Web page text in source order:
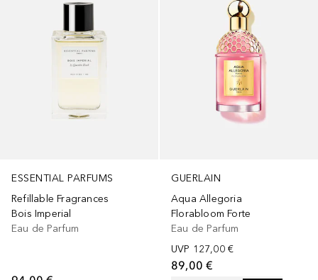
ESSENTIAL PARFUMS
Refillable Fragrances
Bois Imperial
Eau de Parfum
GUERLAIN
Aqua Allegoria
Florabloom Forte
Eau de Parfum
UVP 127,00 €
89,00 €